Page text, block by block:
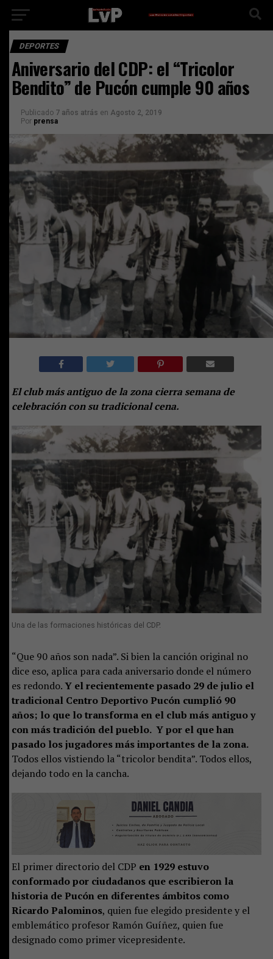
DEPORTES
Aniversario del CDP: el “Tricolor
Bendito” de Pucón cumple 90 años
Publicado 7 años atrás en Agosto 2, 2019
Por prensa
El club más antiguo de la zona cierra semana de
celebración con su tradicional cena.
Una de las formaciones históricas del CDP.
“Que 90 años son nada”. Si bien la canción original no
dice eso, aplica para cada aniversario donde el número
es redondo.Y el recientemente pasado 29 de julio el
tradicional Centro Deportivo Pucón cumplió 90
años; lo que lo transforma en el club más antiguo y
con más tradición del pueblo. Y por el que han
pasado los jugadores más importantes de la zona.
Todos ellos vistiendo la “tricolor bendita”. Todos ellos,
dejando todo en la cancha.
El primer directorio del CDP en 1929 estuvo
conformado por ciudadanos que escribieron la
historia de Pucón en diferentes ámbitos como
Ricardo Palominos, quien fue elegido presidente y el
emblemático profesor Ramón Guíñez, quien fue
designado como primer vicepresidente.